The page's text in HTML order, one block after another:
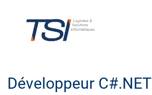
Développeur C#.NET